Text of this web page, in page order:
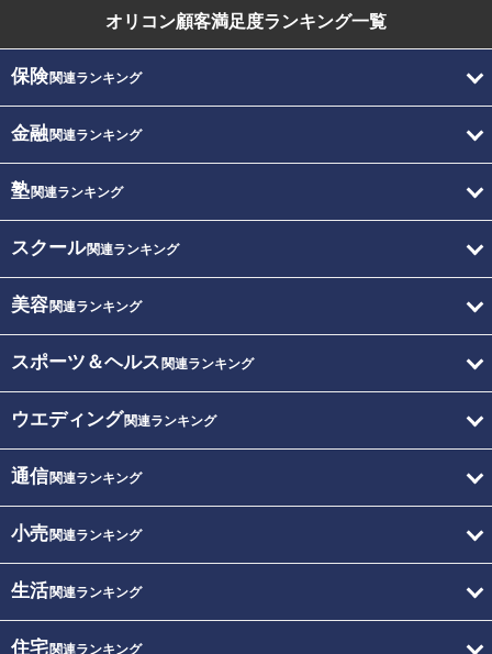
オリコン顧客満足度ランキング一覧
保険関連ランキング
金融関連ランキング
塾関連ランキング
スクール関連ランキング
美容関連ランキング
スポーツ＆ヘルス 関連ランキング
ウエディング関連ランキング
通信関連ランキング
小売関連ランキング
生活関連ランキング
住宅関連ランキング